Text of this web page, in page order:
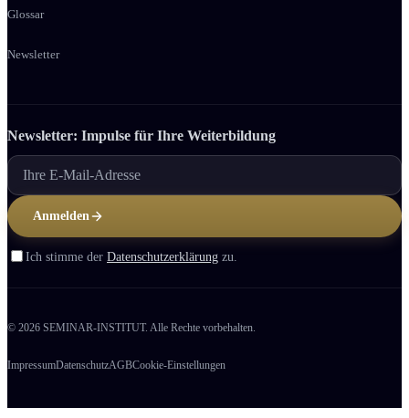
Glossar
Newsletter
Newsletter: Impulse für Ihre Weiter­bildung
Anmelden
Ich stimme der Datenschutzerklärung zu.
© 2026 SEMINAR-INSTITUT. Alle Rechte vorbehalten.
ImpressumDatenschutzAGBCookie-Einstellungen